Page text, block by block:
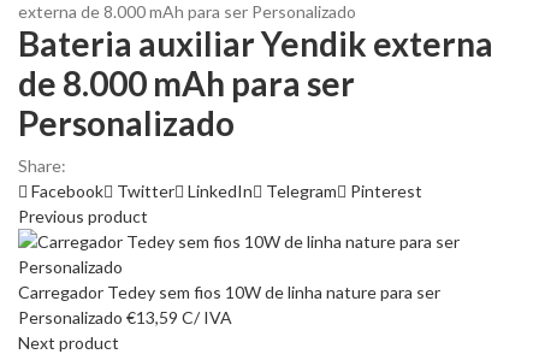
externa de 8.000 mAh para ser Personalizado
Bateria auxiliar Yendik externa
de 8.000 mAh para ser
Personalizado
Share:
Facebook
Twitter LinkedIn Telegram
Pinterest
Previous product
Carregador Tedey sem fios 10W de linha nature para ser
Personalizado €13,59 C/ IVA
Next product